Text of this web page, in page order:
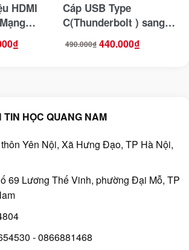
HDMI
40280
₫
Cáp USB Type
C(Thunderbolt ) sang
HDMI Hỗ Trợ 4K, 3D Dài
1,5M Ugreen 30841
490.000₫
Giá
gốc 440.000₫
Giá
hiện
TIN HỌC QUANG NAM
Yên Nội, Xã Hưng Đạo, TP Hà Nội,
69 Lương Thế Vinh, phường Đại Mỗ, TP
- 0866881468